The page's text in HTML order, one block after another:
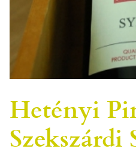
Hetényi
Szekszárdi